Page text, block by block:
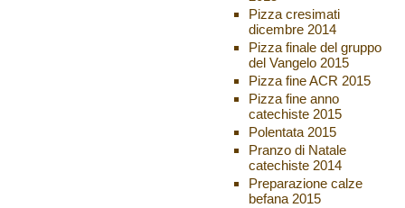
Pizza cresimati
dicembre 2014
Pizza finale del gruppo
del Vangelo 2015
Pizza fine ACR 2015
Pizza fine anno
catechiste 2015
Polentata 2015
Pranzo di Natale
catechiste 2014
Preparazione calze
befana 2015